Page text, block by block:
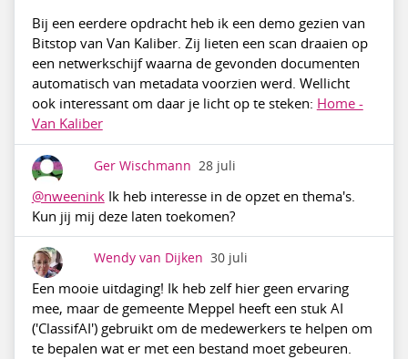
Bij een eerdere opdracht heb ik een demo gezien van
Bitstop van Van Kaliber. Zij lieten een scan draaien op
een netwerkschijf waarna de gevonden documenten
automatisch van metadata voorzien werd. Wellicht
ook interessant om daar je licht op te steken: Home -
Van Kaliber
Ger Wischmann 28 juli
@nweeninkIk heb interesse in de opzet en thema's.
Kun jij mij deze laten toekomen?
Wendy van Dijken 30 juli
Een mooie uitdaging! Ik heb zelf hier geen ervaring
mee, maar de gemeente Meppel heeft een stuk AI
('ClassifAI') gebruikt om de medewerkers te helpen om
te bepalen wat er met een bestand moet gebeuren.